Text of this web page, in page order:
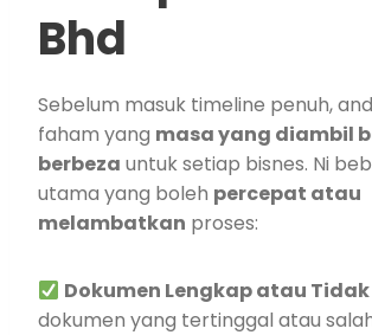
Bhd
Sebelum masuk timeline penuh,
faham yang masa yang diambil
berbeza untuk setiap bisnes. Ni
utama yang boleh percepat atau
melambatkan proses:
Dokumen Lengkap atau Tidak
dokumen yang tertinggal atau salah